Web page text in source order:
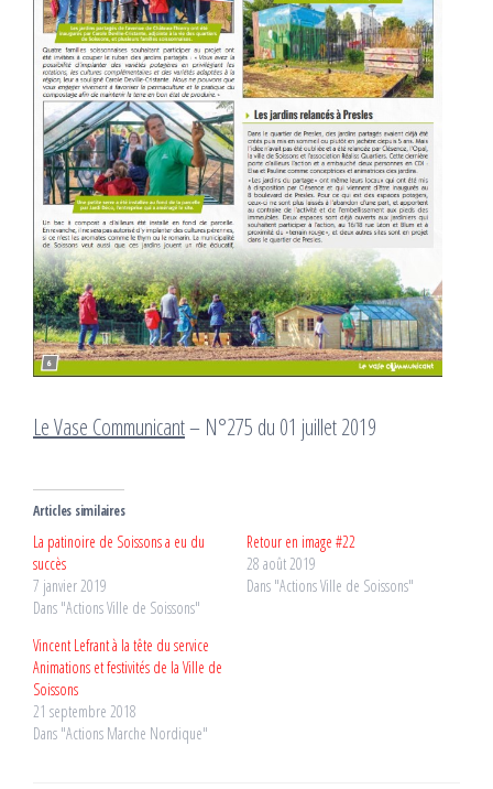
Le Vase Communicant– N°275 du 01 juillet 2019
Articles similaires
La patinoire de Soissons a eu du
succès
7 janvier 2019
Dans "Actions Ville de Soissons"
Retour en image #22
28 août 2019
Dans "Actions Ville de Soissons"
Vincent Lefrant à la tête du service
Animations et festivités de la Ville de
Soissons
21 septembre 2018
Dans "Actions Marche Nordique"